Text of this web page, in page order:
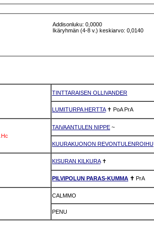
Addisonluku: 0,0000
Ikäryhmän (4-8 v.) keskiarvo: 0,0140
TINTTARAISEN OLLIVANDER
LUMITURPA HERTTA✝ PoA PrA
Hc
TAIVAANTULEN NIPPE ~
KUURAKUONON REVONTULENROIHU
KISURAN KILKURA✝
PILVIPOLUN PARAS-KUMMA ✝ PrA
CALMMO
PENU